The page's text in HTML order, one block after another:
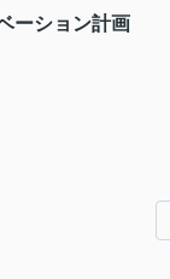
ーション計画